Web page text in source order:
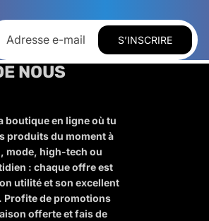
S’INSCRIRE
NOUS
boutique en ligne où tu
produits du moment à
mode, high-tech ou
: chaque offre est
utilité et son excellent
de promotions
offerte et fais de